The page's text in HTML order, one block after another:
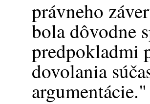
právneho
bola dôvodne
predpokladmi
dovolania
argumentácie."